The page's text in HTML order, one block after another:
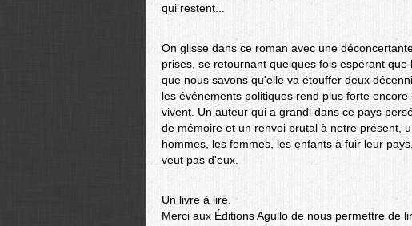
qui restent...
On glisse dans ce roman avec une
prises, se retournant quelques fois espérant
que nous savons qu'elle va étouffer deux
les événements politiques rend plus forte
vivent. Un auteur qui a grandi dans ce pays
de mémoire et un renvoi brutal à notre présent,
hommes, les femmes, les enfants à fuir leur
veut pas d'eux.
Un livre à lire.
Merci aux Éditions Agullo de nous permettre de